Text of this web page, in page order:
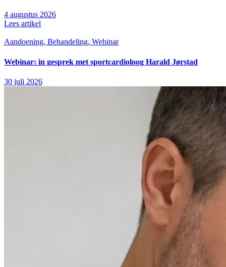
4 augustus 2026
Lees artikel
Aandoening, Behandeling, Webinar
Webinar: in gesprek met sportcardioloog Harald Jørstad
30 juli 2026